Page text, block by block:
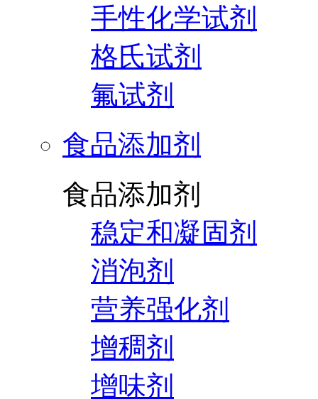
手性化学试剂
格氏试剂
氟试剂
食品添加剂
食品添加剂
稳定和凝固剂
消泡剂
营养强化剂
增稠剂
增味剂